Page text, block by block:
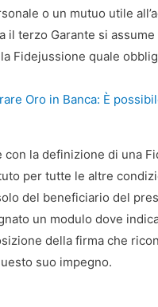
o un mutuo utile
terzo Garante si
Fidejussione quale
Oro in Banca: È
la definizione di una
per tutte le altre
del beneficiario del
un modulo dove
della firma che
suo impegno.